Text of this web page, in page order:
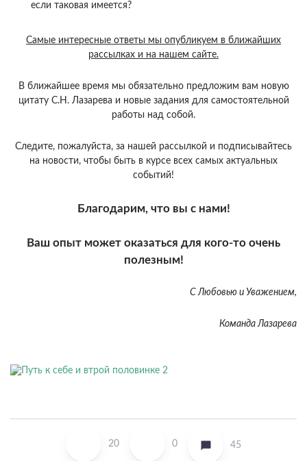
если таковая имеется?
Самые интересные ответы мы опубликуем в ближайших
рассылках и на нашем сайте.
В ближайшее время мы обязательно предложим вам новую
цитату С.Н. Лазарева и новые задания для самостоятельной
работы над собой.
Следите, пожалуйста, за нашей рассылкой и подписывайтесь
на новости, чтобы быть в курсе всех самых актуальных
событий!
Благодарим, что вы с нами!
Ваш опыт может оказаться для кого-то очень
полезным!
С Любовью и Уважением,
Команда Лазарева
20 0 45